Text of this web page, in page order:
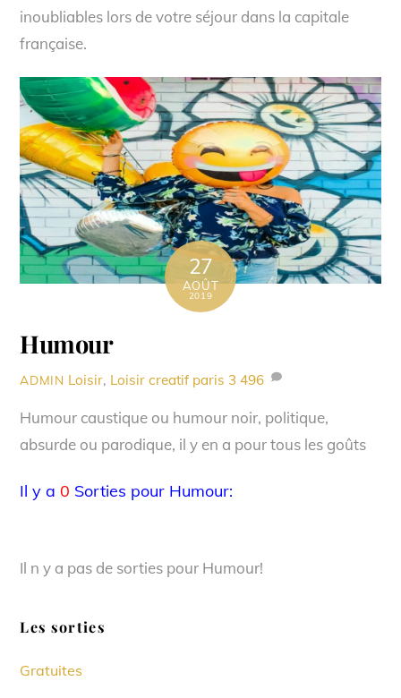
inoubliables lors de votre séjour dans la capitale
française.
27
AOÛT
2019
Humour
ADMIN Loisir, Loisir creatif paris 3 496
Humour caustique ou humour noir, politique,
absurde ou parodique, il y en a pour tous les goûts
Il y a 0 Sorties pour Humour:
Il n y a pas de sorties pour Humour!
Les sorties
Gratuites